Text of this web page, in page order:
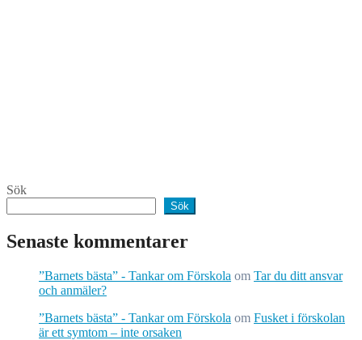
Sök
Sök
Senaste kommentarer
”Barnets bästa” - Tankar om Förskola om Tar du ditt ansvar
och anmäler?
”Barnets bästa” - Tankar om Förskola om Fusket i förskolan
är ett symtom – inte orsaken